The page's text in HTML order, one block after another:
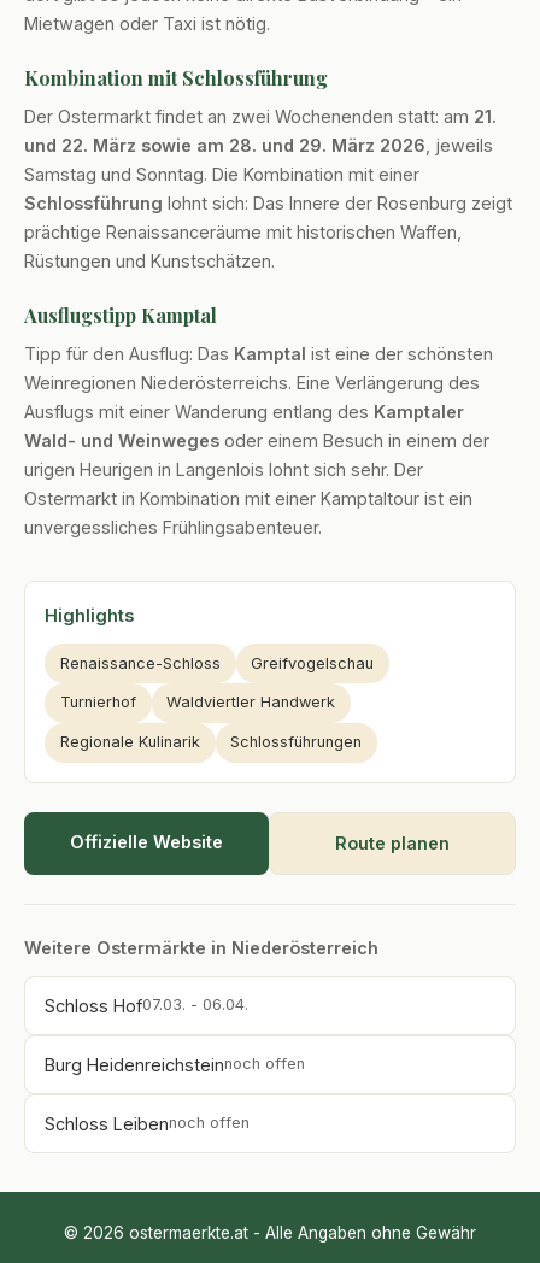
Mietwagen oder Taxi ist nötig.
Kombination mit Schlossführung
Der Ostermarkt findet an zwei Wochenenden statt: am 21.
und 22. März sowie am 28. und 29. März 2026 , jeweils
Samstag und Sonntag. Die Kombination mit einer
Schlossführung lohnt sich: Das Innere der Rosenburg zeigt
prächtige Renaissanceräume mit historischen Waffen,
Rüstungen und Kunstschätzen.
Ausflugstipp Kamptal
Tipp für den Ausflug: Das Kamptal ist eine der schönsten
Weinregionen Niederösterreichs. Eine Verlängerung des
Ausflugs mit einer Wanderung entlang des Kamptaler
Wald- und Weinweges oder einem Besuch in einem der
urigen Heurigen in Langenlois lohnt sich sehr. Der
Ostermarkt in Kombination mit einer Kamptaltour ist ein
unvergessliches Frühlingsabenteuer.
Highlights
Renaissance-Schloss Greifvogelschau
Turnierhof Waldviertler Handwerk
Regionale Kulinarik Schlossführungen
Offizielle Website Route planen
Weitere Ostermärkte in Niederösterreich
Schloss Hof07.03. - 06.04.
Burg Heidenreichsteinnoch offen
Schloss Leibennoch offen
© 2026 ostermaerkte.at - Alle Angaben ohne Gewähr